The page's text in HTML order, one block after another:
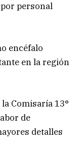
personal
encéfalo
en la región
Comisaría 13°
de
detalles